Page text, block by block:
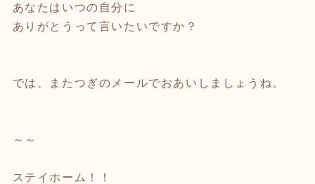
あなたはいつの自分に
ありがとうって言いたいですか？
では、またつぎのメールでおあいしましょうね。
～～
ステイホーム！！